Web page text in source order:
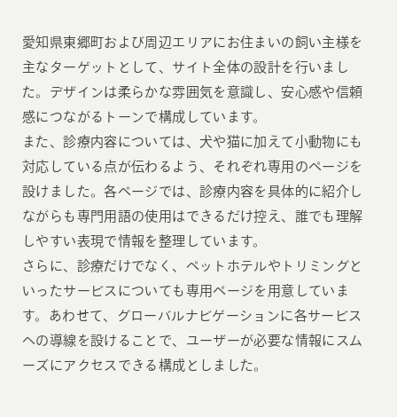
愛知県東郷町および周辺エリアにお住まいの飼い主様を
主なターゲットとして、サイト全体の設計を行いまし
た。デザインは柔らかな雰囲気を意識し、安心感や信頼
感につながるトーンで構成しています。
また、診療内容については、犬や猫に加えて小動物にも
対応している点が伝わるよう、それぞれ専用のページを
設けました。各ページでは、診療内容を具体的に紹介し
ながらも専門用語の使用はできるだけ控え、誰でも理解
しやすい表現で情報を整理しています。
さらに、診療だけでなく、ペットホテルやトリミングと
いったサービスについても専用ページを用意していま
す。あわせて、グローバルナビゲーションに各サービス
への導線を設けることで、ユーザーが必要な情報にスム
ーズにアクセスできる構成としました。